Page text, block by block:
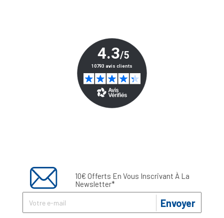
10€ Offerts En Vous Inscrivant À La
Newsletter*
Envoyer